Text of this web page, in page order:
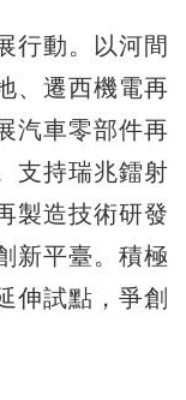
動。以河間
、遷西機電再
汽車零部件再
支持瑞兆鐳射
製造技術研發
新平臺。積極
伸試點，爭創